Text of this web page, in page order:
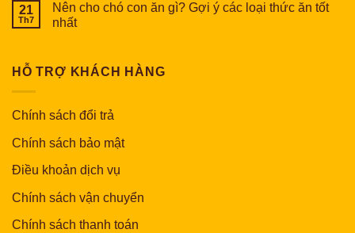
21
Th7
Nên cho chó con ăn gì? Gợi ý các loại thức ăn tốt
nhất
HỖ TRỢ KHÁCH HÀNG
Chính sách đổi trả
Chính sách bảo mật
Điều khoản dịch vụ
Chính sách vận chuyển
Chính sách thanh toán